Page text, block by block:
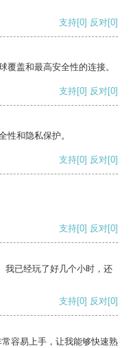
支持[0] 反对[0]
覆盖和最高安全性的连接。
支持[0] 反对[0]
性和隐私保护。
支持[0] 反对[0]
支持[0] 反对[0]
我已经玩了好几个小时，还
支持[0] 反对[0]
容易上手，让我能够快速熟